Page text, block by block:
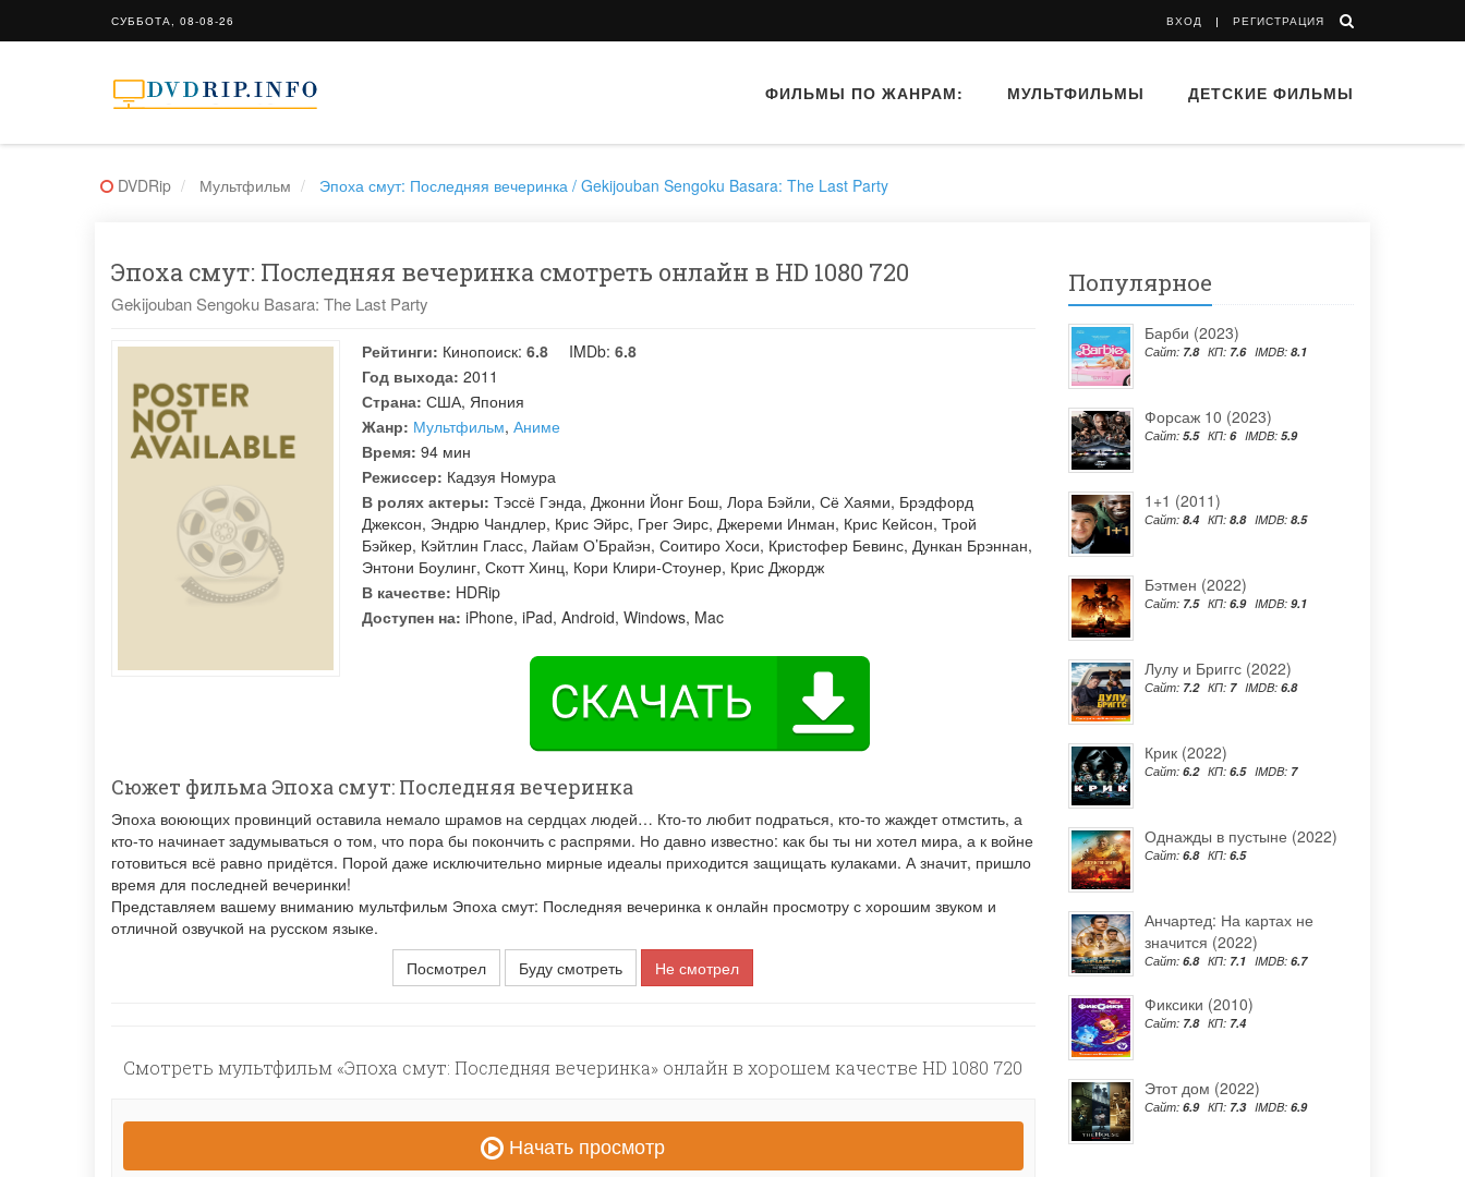
СУББОТА, 08-08-26 ВХОД РЕГИСТРАЦИЯ
ФИЛЬМЫ ПО ЖАНРАМ: МУЛЬТФИЛЬМЫ ДЕТСКИЕ ФИЛЬМЫ
DVDRip Мультфильм Эпоха смут: Последняя вечеринка / Gekijouban Sengoku Basara: The Last Party
Эпоха смут: Последняя вечеринка смотреть онлайн в HD 1080 720
Gekijouban Sengoku Basara: The Last Party
Рейтинги: Кинопоиск: 6.8 IMDb: 6.8
Год выхода: 2011
Страна: США, Япония
Жанр: Мультфильм, Аниме
Время: 94 мин
Режиссер: Кадзуя Номура
В ролях актеры: Тэссё Гэнда, Джонни Йонг Бош, Лора Бэйли, Сё Хаями, Брэдфорд
Джексон, Эндрю Чандлер, Крис Эйрс, Грег Эирс, Джереми Инман, Крис Кейсон, Трой
Бэйкер, Кэйтлин Гласс, Лайам О’Брайэн, Соитиро Хоси, Кристофер Бевинс, Дункан Брэннан,
Энтони Боулинг, Скотт Хинц, Кори Клири-Стоунер, Крис Джордж
В качестве: HDRip
Доступен на: iPhone, iPad, Android, Windows, Mac
Сюжет фильма Эпоха смут: Последняя вечеринка
Эпоха воюющих провинций оставила немало шрамов на сердцах людей… Кто-то любит подраться, кто-то жаждет отмстить, а
кто-то начинает задумываться о том, что пора бы покончить с распрями. Но давно известно: как бы ты ни хотел мира, а к войне
готовиться всё равно придётся. Порой даже исключительно мирные идеалы приходится защищать кулаками. А значит, пришло
время для последней вечеринки!
Представляем вашему вниманию мультфильм Эпоха смут: Последняя вечеринка к онлайн просмотру с хорошим звуком и
отличной озвучкой на русском языке.
Посмотрел
Буду смотреть Не смотрел
Смотреть мультфильм «Эпоха смут: Последняя вечеринка» онлайн в хорошем качестве HD 1080 720
Начать просмотр
Популярное
Барби (2023)
Сайт: 7.8 КП: 7.6 IMDB: 8.1
Форсаж 10 (2023)
Сайт: 5.5 КП: 6 IMDB: 5.9
1+1 (2011)
Сайт: 8.4 КП: 8.8 IMDB: 8.5
Бэтмен (2022)
Сайт: 7.5 КП: 6.9 IMDB: 9.1
Лулу и Бриггс (2022)
Сайт: 7.2 КП: 7 IMDB: 6.8
Крик (2022)
Сайт: 6.2 КП: 6.5 IMDB: 7
Однажды в пустыне (2022)
Сайт: 6.8 КП: 6.5
Анчартед: На картах не
значится (2022)
Сайт: 6.8 КП: 7.1 IMDB: 6.7
Фиксики (2010)
Сайт: 7.8 КП: 7.4
Этот дом (2022)
Сайт: 6.9 КП: 7.3 IMDB: 6.9